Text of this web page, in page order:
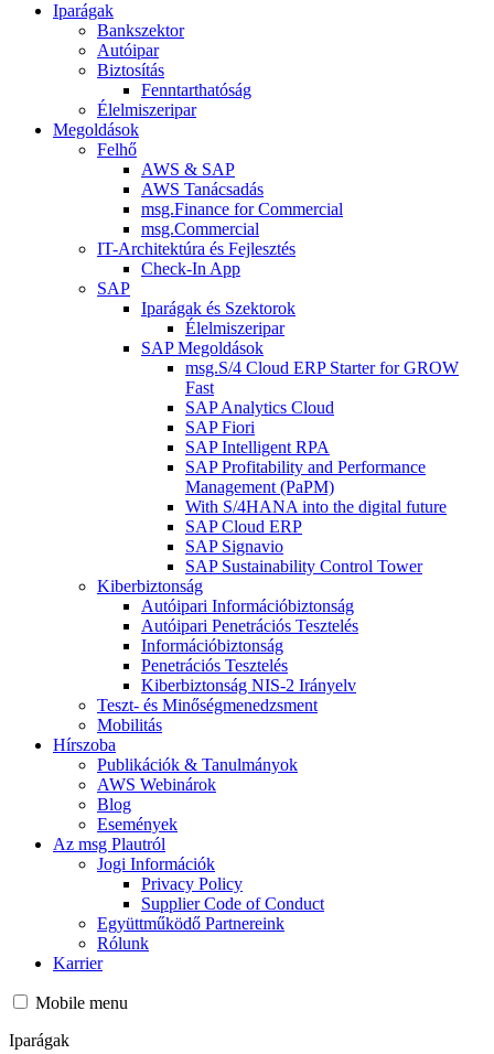
Iparágak
Bankszektor
Autóipar
Biztosítás
Fenntarthatóság
Élelmiszeripar
Megoldások
Felhő
AWS & SAP
AWS Tanácsadás
msg.Finance for Commercial
msg.Commercial
IT-Architektúra és Fejlesztés
Check-In App
SAP
Iparágak és Szektorok
Élelmiszeripar
SAP Megoldások
msg.S/4 Cloud ERP Starter for GROW
Fast
SAP Analytics Cloud
SAP Fiori
SAP Intelligent RPA
SAP Profitability and Performance
Management (PaPM)
With S/4HANA into the digital future
SAP Cloud ERP
SAP Signavio
SAP Sustainability Control Tower
Kiberbiztonság
Autóipari Információbiztonság
Autóipari Penetrációs Tesztelés
Információbiztonság
Penetrációs Tesztelés
Kiberbiztonság NIS-2 Irányelv
Teszt- és Minőségmenedzsment
Mobilitás
Hírszoba
Publikációk & Tanulmányok
AWS Webinárok
Blog
Események
Az msg Plautról
Jogi Információk
Privacy Policy
Supplier Code of Conduct
Együttműködő Partnereink
Rólunk
Karrier
Mobile menu
Iparágak